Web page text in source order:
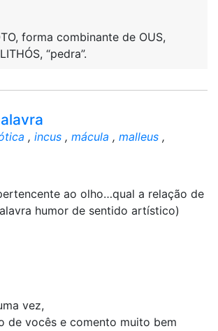
forma combinante de OUS,
“pedra”.
, incus , mácula , malleus ,
ao olho…qual a relação de
humor de sentido artístico)
vez,
de vocês e comento muito bem